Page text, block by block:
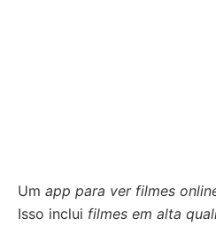
Um app para ver filmes
Isso inclui filmes em alta